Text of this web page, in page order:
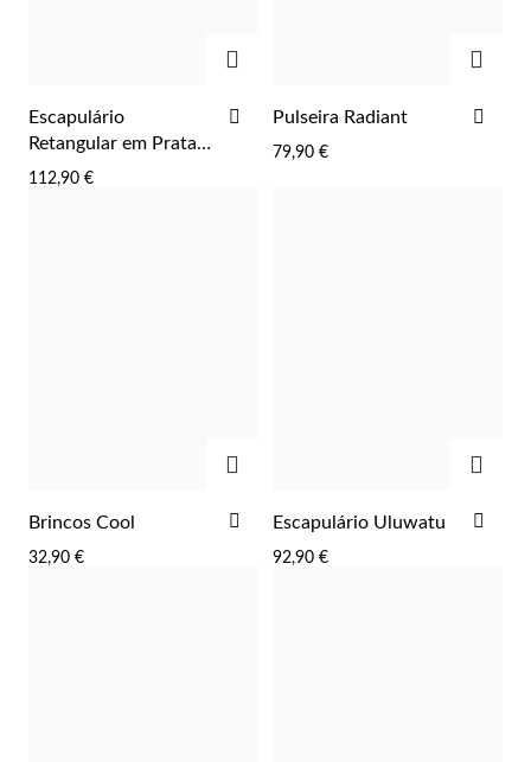
Religiosos
Escapulário
Retangular em Prata
Dourada
112,90 €
ADICIONAR
FAVORITOS
Pulseira Radiant
79,90 €
Brincos Cool
32,90 €
ADICIONAR
FAVORITOS
Escapulário Uluwatu
92,90 €